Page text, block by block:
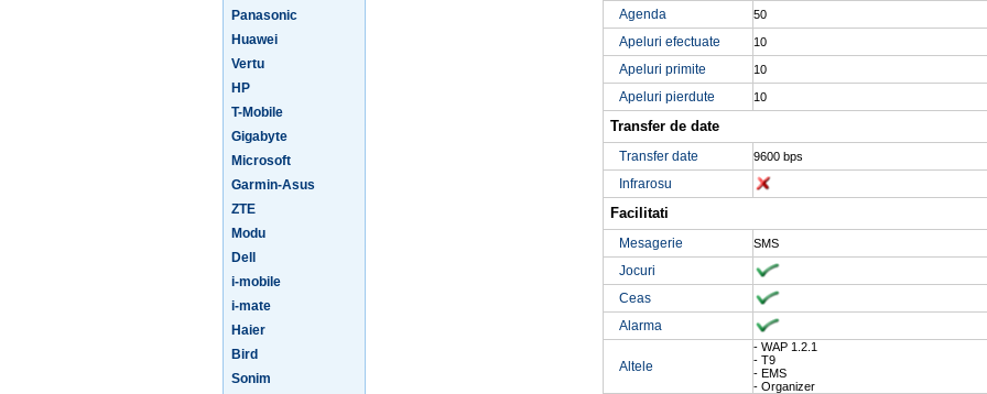
Panasonic
Huawei
Vertu
HP
T-Mobile
Gigabyte
Microsoft
Garmin-Asus
ZTE
Modu
Dell
i-mobile
i-mate
Haier
Bird
Sonim
Agenda 50
Apeluri efectuate 10
Apeluri primite 10
Apeluri pierdute 10
Transfer de date
Transfer date 9600 bps
Infrarosu
Facilitati
Mesagerie SMS
Jocuri
Ceas
Alarma
Altele
- WAP 1.2.1
- T9
- EMS
- Organizer